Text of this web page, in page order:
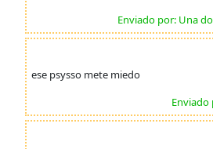
Enviado por: Una
ese psysso mete miedo
Enviado